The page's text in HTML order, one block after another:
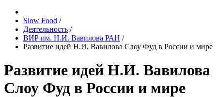
Slow Food /
Деятельность /
ВИР им. Н.И. Вавилова РАН /
Развитие идей Н.И. Вавилова Слоу Фуд в России и мире
Развитие идей Н.И. Вавилова
Слоу Фуд в России и мире